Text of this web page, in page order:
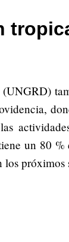
un 80
próximos